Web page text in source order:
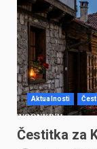
Aktualnosti
Čestitka za